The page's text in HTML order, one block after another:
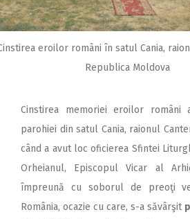
eroilor români în satul Cania,
Republica Moldova
Cinstirea memoriei eroilor
parohiei din satul Cania, raionul
când a avut loc oficierea Sfintei
Orheianul, Episcopul Vicar al
împreună cu soborul de preoţi
România, ocazie cu care, s-a săvârşit